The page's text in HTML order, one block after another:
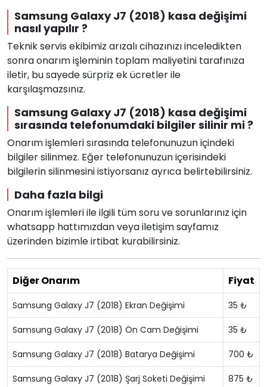
Samsung Galaxy J7 (2018) kasa değişimi
nasıl yapılır ?
Teknik servis ekibimiz arızalı cihazınızı inceledikten
sonra onarım işleminin toplam maliyetini tarafınıza
iletir, bu sayede sürpriz ek ücretler ile
karşılaşmazsınız.
Samsung Galaxy J7 (2018) kasa değişimi
sırasında telefonumdaki bilgiler silinir mi ?
Onarım işlemleri sırasında telefonunuzun içindeki
bilgiler silinmez. Eğer telefonunuzun içerisindeki
bilgilerin silinmesini istiyorsanız ayrıca belirtebilirsiniz.
Daha fazla bilgi
Onarım işlemleri ile ilgili tüm soru ve sorunlarınız için
whatsapp hattımızdan veya iletişim sayfamız
üzerinden bizimle irtibat kurabilirsiniz.
Diğer Onarım Fiyat
Samsung Galaxy J7 (2018) Ekran Değişimi 35 ₺
Samsung Galaxy J7 (2018) Ön Cam Değişimi 35 ₺
Samsung Galaxy J7 (2018) Batarya Değişimi 700 ₺
Samsung Galaxy J7 (2018) Şarj Soketi Değişimi 875 ₺